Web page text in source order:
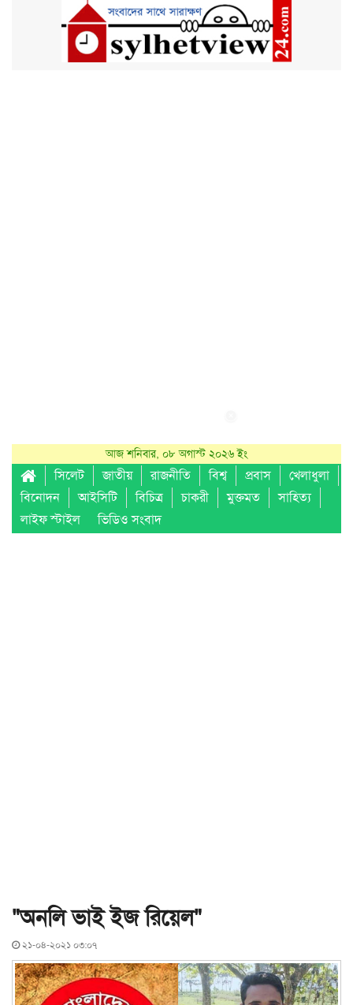
আজ শনিবার, ০৮ অগাস্ট ২০২৬ ইং
সিলেট জাতীয় রাজনীতি বিশ্ব প্রবাস
খেলাধুলা
বিনোদন
আইসিটি বিচিত্র চাকরী মুক্তমত
সাহিত্য
লাইফ স্টাইল
ভিডিও সংবাদ
"অনলি ভাই ইজ রিয়েল"
২১-০৪-২০২১ ০৩:০৭